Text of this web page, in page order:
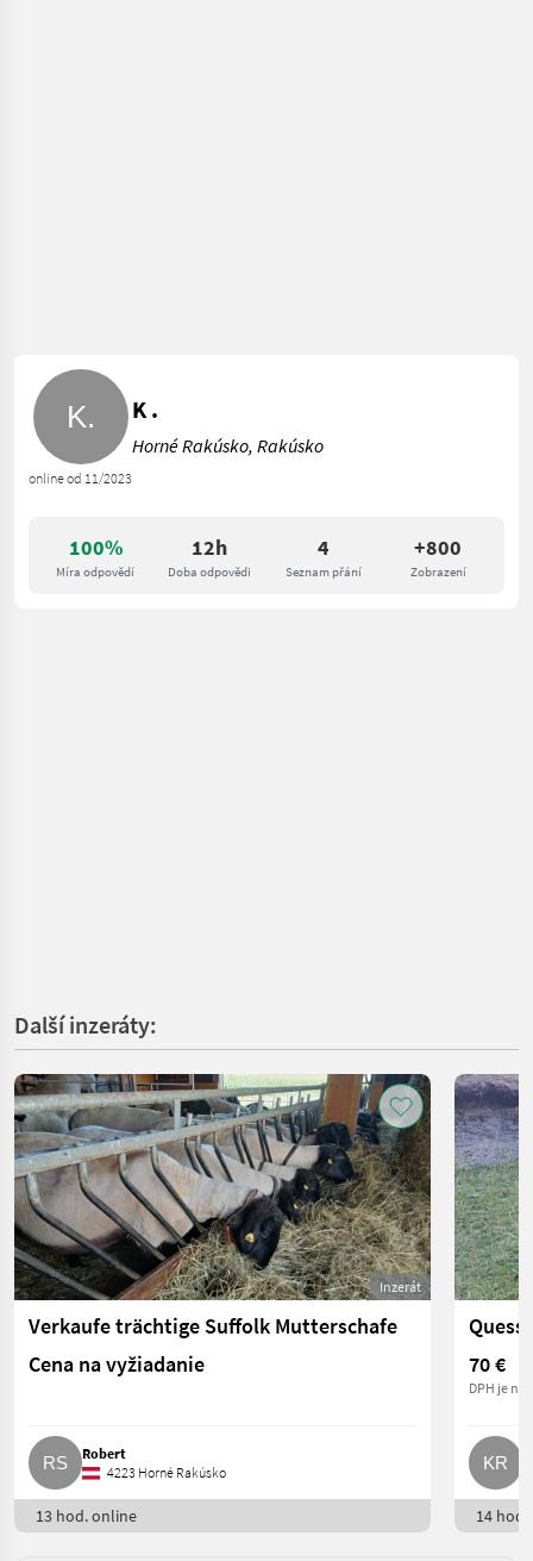
100%
Míra odpovědí
12h
Doba odpovědi
4
Seznam přání
+800
Zobrazení
online od 11/2023
K .
Horné Rakúsko, Rakúsko
Další inzeráty:
Inzerát
Verkaufe trächtige Suffolk Mutterschafe
Cena na vyžiadanie
Robert
4223 Horné Rakúsko
13 hod. online
70 €
DPH je
14